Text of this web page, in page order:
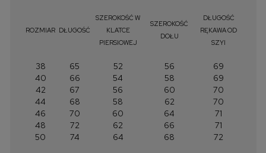
ROZMIAR DŁUGOŚĆ
SZEROKOŚĆ W
KLATCE
PIERSIOWEJ
SZEROKOŚĆ
DOŁU
DŁUGOŚĆ
RĘKAWA OD
SZYI
38 65 52 56
69
40
66 54 58
69
42
67 56 60
70
44
68 58 62
70
46
70 60 64
71
48
72 62 66
71
50
74 64 68 72